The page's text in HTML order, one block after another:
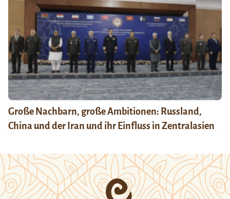
Große Nachbarn, große Ambitionen: Russland,
China und der Iran und ihr Einfluss in Zentralasien